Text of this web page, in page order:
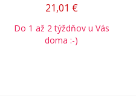
21,01 €
Do 1 až 2 týždňov u Vás
doma :-)